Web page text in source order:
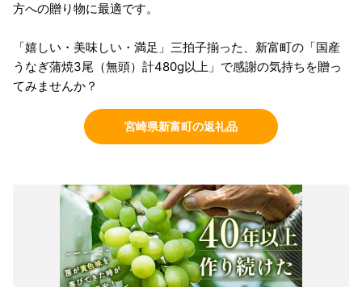
方への贈り物に最適です。
「嬉しい・美味しい・満足」三拍子揃った、新富町の「国産
うなぎ蒲焼3尾（無頭）計480g以上」で感謝の気持ちを贈っ
てみませんか？
宮崎県新富町の返礼品